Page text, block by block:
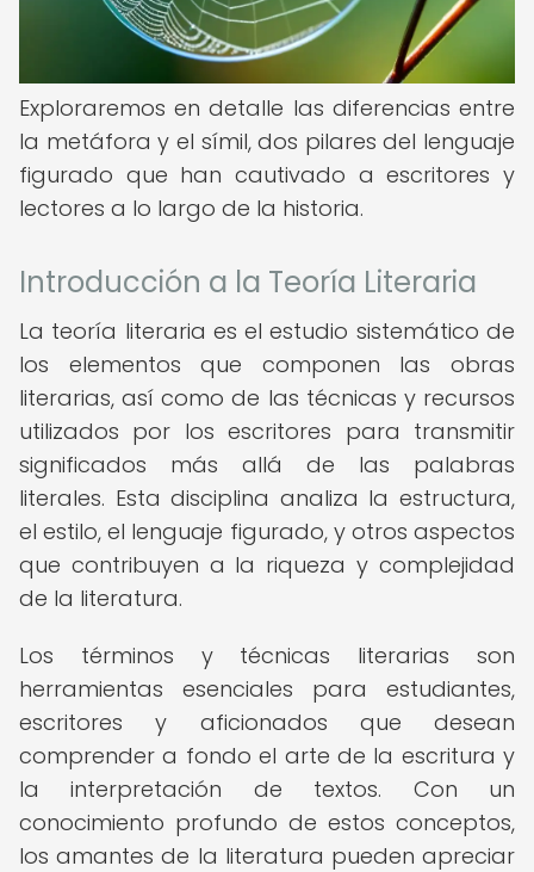
Exploraremos en detalle las diferencias entre
la metáfora y el símil, dos pilares del lenguaje
figurado que han cautivado a escritores y
lectores a lo largo de la historia.
Introducción a la Teoría Literaria
La teoría literaria es el estudio sistemático de
los elementos que componen las obras
literarias, así como de las técnicas y recursos
utilizados por los escritores para transmitir
significados más allá de las palabras
literales. Esta disciplina analiza la estructura,
el estilo, el lenguaje figurado, y otros aspectos
que contribuyen a la riqueza y complejidad
de la literatura.
Los términos y técnicas literarias son
herramientas esenciales para estudiantes,
escritores y aficionados que desean
comprender a fondo el arte de la escritura y
la interpretación de textos. Con un
conocimiento profundo de estos conceptos,
los amantes de la literatura pueden apreciar